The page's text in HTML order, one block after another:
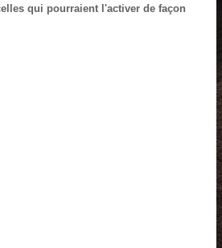
qui pourraient l'activer de façon